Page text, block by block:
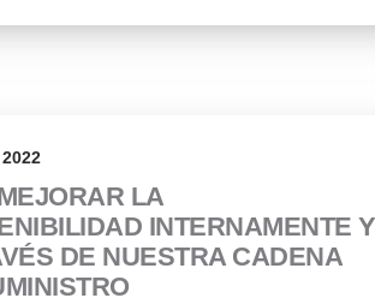
LA
INTERNAMENTE Y
DE NUESTRA CADENA